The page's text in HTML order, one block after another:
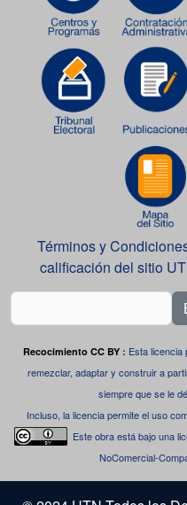
Términos y
calificación del sitio
Buscar
Recocimiento CC BY : Esta licencia
remezclar, adaptar y construir a
siempre que se le
Incluso, la licencia permite el uso
Este obra está bajo una
NoComercial-